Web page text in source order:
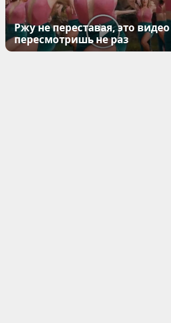
Ржу не переставая, это видео
пересмотришь не раз